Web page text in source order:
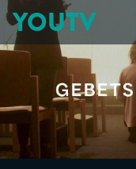
YOUTV